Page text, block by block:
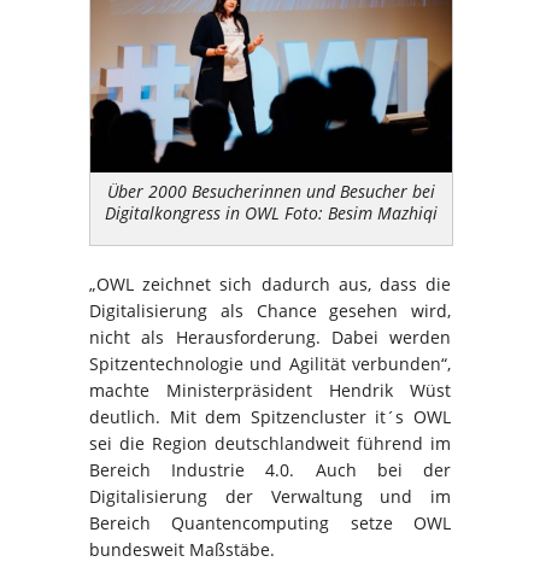
Über 2000 Besucherinnen und Besucher bei
Digitalkongress in OWL Foto: Besim Mazhiqi
„OWL zeichnet sich dadurch aus, dass die
Digitalisierung als Chance gesehen wird,
nicht als Herausforderung. Dabei werden
Spitzentechnologie und Agilität verbunden“,
machte Ministerpräsident Hendrik Wüst
deutlich. Mit dem Spitzencluster it´s OWL
sei die Region deutschlandweit führend im
Bereich Industrie 4.0. Auch bei der
Digitalisierung der Verwaltung und im
Bereich Quantencomputing setze OWL
bundesweit Maßstäbe.